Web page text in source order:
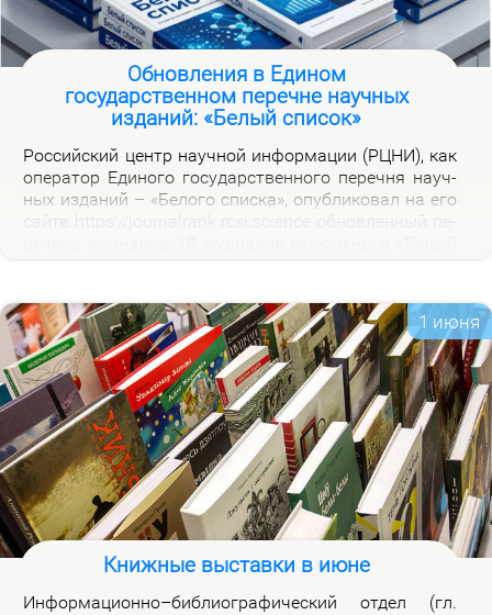
Обновления в Едином
государственном перечне научных
изданий: «Белый список»
Рос­сий­ский центр на­уч­ной ин­фор­ма­ции (РЦНИ), как
опе­ра­тор Еди­но­го го­судар­ствен­но­го пе­реч­ня на­уч­
ных из­да­ний – «Бе­ло­го спис­ка», опуб­ли­ко­вал на его
на­лов на вклад­ке «Уров­ни» раз­ме­ще­ны при­ме­ча­ния,
по­яс­ня­ю­щие при­чи­ны вклю­че­ния жур­на­лов и из­ме­
не­ния уров­ней.
1 июня
Книжные выставки в июне
Ин­фор­ма­ци­он­но–биб­лио­гра­фи­че­ский от­дел (гл.